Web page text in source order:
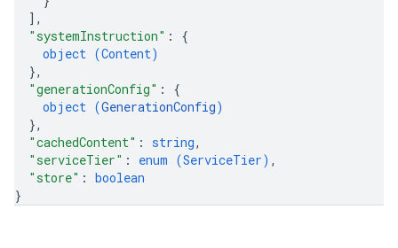
] ,
"systemInstruction" : {
object (Content)
},
"generationConfig" : {
object (GenerationConfig)
},
"cachedContent" : string,
"serviceTier" : enum (ServiceTier) ,
"store" : boolean
}